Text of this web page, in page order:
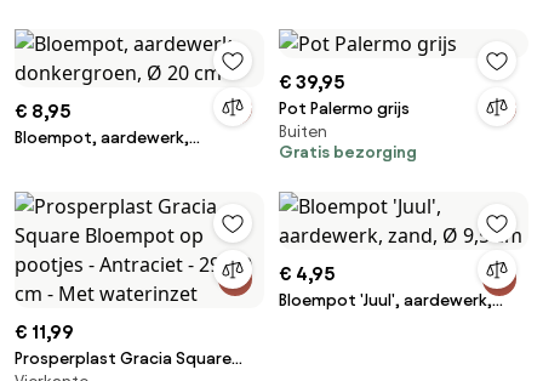
€ 8,95
Bloempot, aardewerk,
€ 39,95
Pot Palermo grijs
Buiten
Gratis bezorging
€ 11,99
Prosperplast Gracia Square
€ 4,95
Bloempot 'Juul', aardewerk,